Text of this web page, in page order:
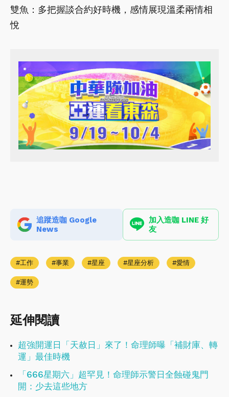
雙魚：多把握談合約好時機，感情展現溫柔兩情相
悅
追蹤造咖 Google
News
加入造咖 LINE 好
友
工作 事業 星座 星座分析 愛情
運勢
延伸閱讀
超強開運日「天赦日」來了！命理師曝「補財庫、轉
運」最佳時機
「666星期六」超罕見！命理師示警日全蝕碰鬼門
開：少去這些地方